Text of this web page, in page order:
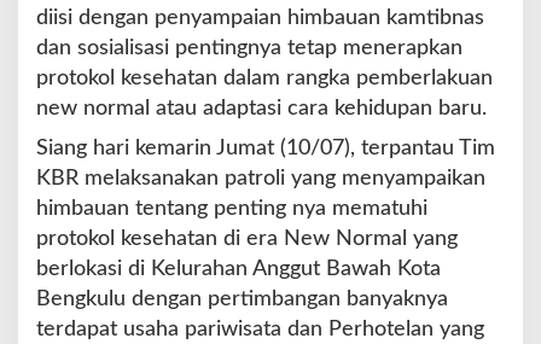
t
l
i
D
i
a
l
o
i
s
P
diisi dengan penyampaian himbauan kamtibnas
dan sosialisasi pentingnya tetap menerapkan
protokol kesehatan dalam rangka pemberlakuan
new normal atau adaptasi cara kehidupan baru.
Siang hari kemarin Jumat (10/07), terpantau Tim
KBR melaksanakan patroli yang menyampaikan
himbauan tentang penting nya mematuhi
protokol kesehatan di era New Normal yang
berlokasi di Kelurahan Anggut Bawah Kota
Bengkulu dengan pertimbangan banyaknya
terdapat usaha pariwisata dan Perhotelan yang